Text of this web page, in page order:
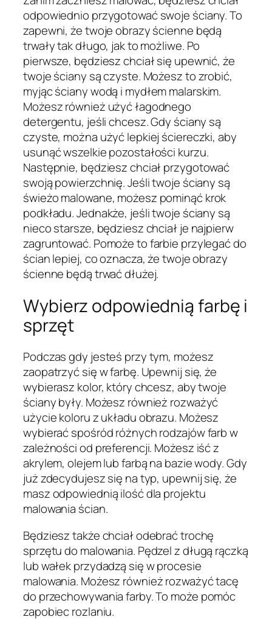
odpowiednio przygotować swoje ściany. To
zapewni, że twoje obrazy ścienne będą
trwały tak długo, jak to możliwe. Po
pierwsze, będziesz chciał się upewnić, że
twoje ściany są czyste. Możesz to zrobić,
myjąc ściany wodą i mydłem malarskim.
Możesz również użyć łagodnego
detergentu, jeśli chcesz. Gdy ściany są
czyste, można użyć lepkiej ściereczki, aby
usunąć wszelkie pozostałości kurzu.
Następnie, będziesz chciał przygotować
swoją powierzchnię. Jeśli twoje ściany są
świeżo malowane, możesz pominąć krok
podkładu. Jednakże, jeśli twoje ściany są
nieco starsze, będziesz chciał je najpierw
zagruntować. Pomoże to farbie przylegać do
ścian lepiej, co oznacza, że twoje obrazy
ścienne będą trwać dłużej.
Wybierz odpowiednią farbę i
sprzęt
Podczas gdy jesteś przy tym, możesz
zaopatrzyć się w farbę. Upewnij się, że
wybierasz kolor, który chcesz, aby twoje
ściany były. Możesz również rozważyć
użycie koloru z układu obrazu. Możesz
wybierać spośród różnych rodzajów farb w
zależności od preferencji. Możesz iść z
akrylem, olejem lub farbą na bazie wody. Gdy
już zdecydujesz się na typ, upewnij się, że
masz odpowiednią ilość dla projektu
malowania ścian.
Będziesz także chciał odebrać trochę
sprzętu do malowania. Pędzel z długą rączką
lub wałek przydadzą się w procesie
malowania. Możesz również rozważyć tacę
do przechowywania farby. To może pomóc
zapobiec rozlaniu.